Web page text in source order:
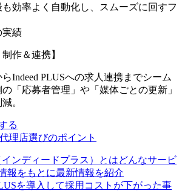
効率よく自動化し、スムーズに回すフ
実績
作＆連携】
Indeed PLUSへの求人連携までシーム
「応募者管理」や「媒体ごとの更新」
。
る
理店選びのポイント
インディードプラス）とはどんなサービ
報をもとに最新情報を紹介
を導入して採用コストが下がった事